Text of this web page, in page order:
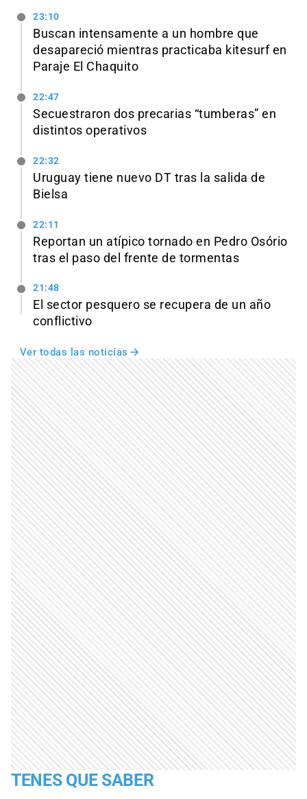
23:10
Buscan intensamente a un hombre que
desapareció mientras practicaba kitesurf en
Paraje El Chaquito
22:47
Secuestraron dos precarias “tumberas” en
distintos operativos
22:32
Uruguay tiene nuevo DT tras la salida de
Bielsa
22:11
Reportan un atípico tornado en Pedro Osório
tras el paso del frente de tormentas
21:48
El sector pesquero se recupera de un año
conflictivo
Ver todas las noticias
TENES QUE SABER